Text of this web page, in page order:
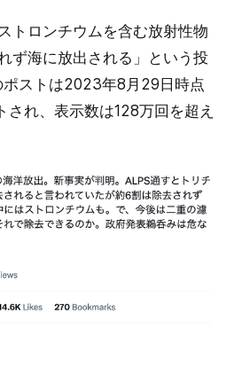
トロンチウムを含む放射性物
ず海に放出される」という投
ポストは2023年8月29日時点
され、表示数は128万回を超え